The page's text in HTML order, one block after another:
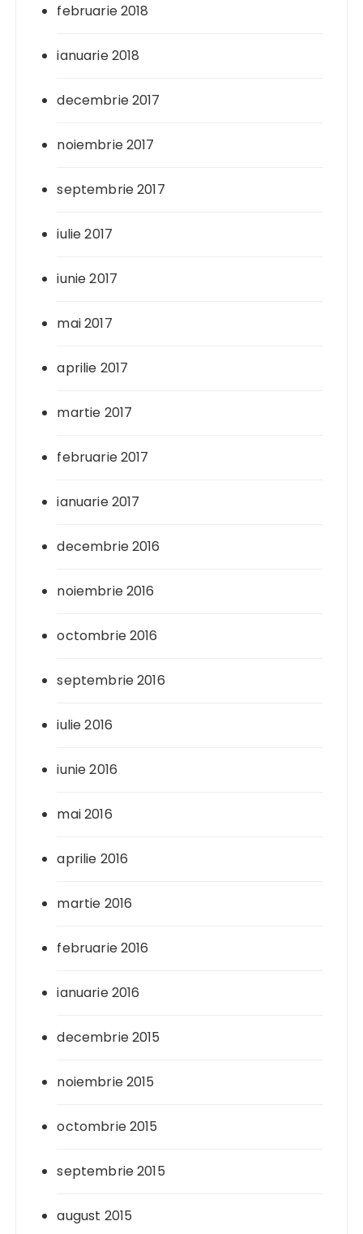
februarie 2018
ianuarie 2018
decembrie 2017
noiembrie 2017
septembrie 2017
iulie 2017
iunie 2017
mai 2017
aprilie 2017
martie 2017
februarie 2017
ianuarie 2017
decembrie 2016
noiembrie 2016
octombrie 2016
septembrie 2016
iulie 2016
iunie 2016
mai 2016
aprilie 2016
martie 2016
februarie 2016
ianuarie 2016
decembrie 2015
noiembrie 2015
octombrie 2015
septembrie 2015
august 2015